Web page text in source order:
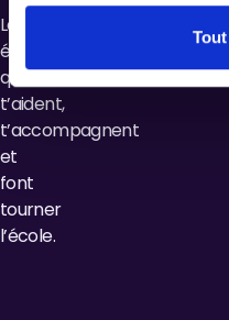
Les
équipes
qui
t’aident,
t’accompagnent
et
font
tourner
l’école.